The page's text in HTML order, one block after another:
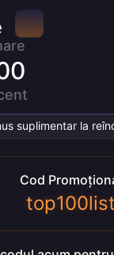
suplimentar la
Cod
top100list